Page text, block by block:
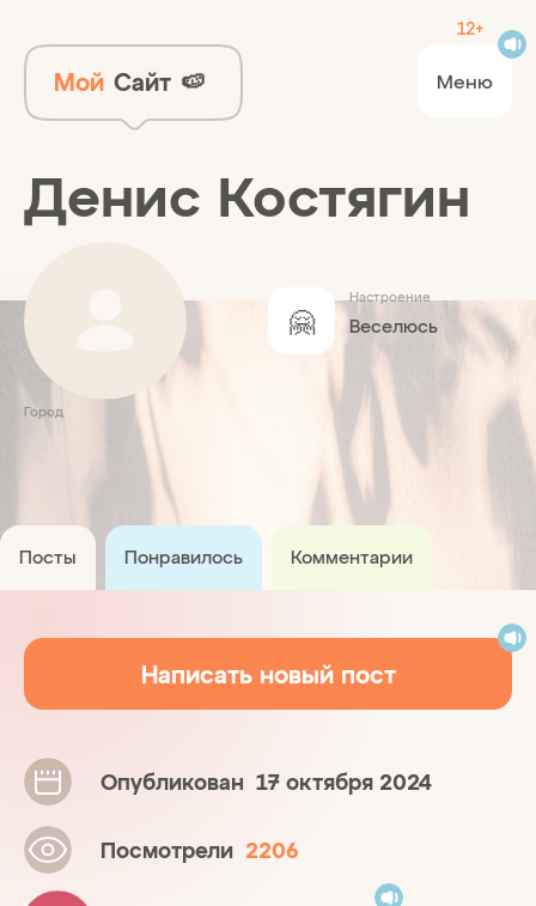
Мой Сайт 🍉 Меню
12+
Денис Костягин
🤗
Настроение
Веселюсь
Город
Посты Понравилось Комментарии
Написать новый пост
Опубликован 17 октября 2024
Посмотрели 2206